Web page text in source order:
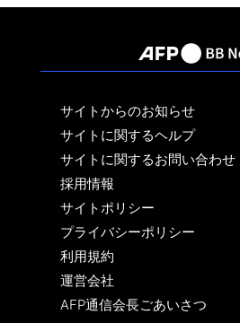
サイトからのお知らせ
サイトに関するヘルプ
サイトに関するお問い合わせ
採用情報
サイトポリシー
プライバシーポリシー
利用規約
運営会社
AFP通信会長ごあいさつ